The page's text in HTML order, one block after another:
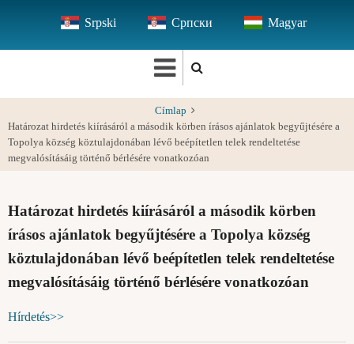
tartalomra
Srpski Српски Magyar
Címlap
Határozat hirdetés kiírásáról a második körben írásos ajánlatok begyűjtésére a
Topolya község köztulajdonában lévő beépítetlen telek rendeltetése
megvalósításáig történő bérlésére vonatkozóan
Határozat hirdetés kiírásáról a második körben
írásos ajánlatok begyűjtésére a Topolya község
köztulajdonában lévő beépítetlen telek rendeltetése
megvalósításáig történő bérlésére vonatkozóan
Hírdetés>>